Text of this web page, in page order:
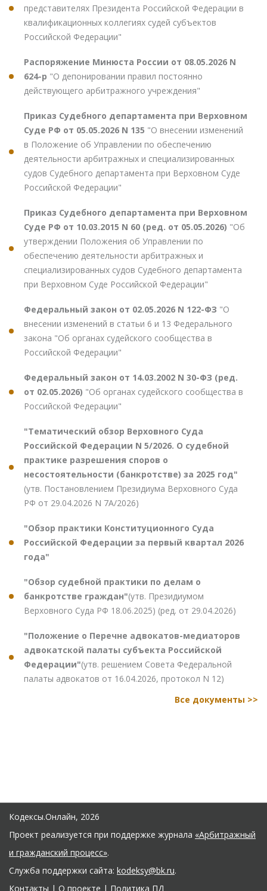
представителях Президента Российской Федерации в
квалификационных коллегиях судей субъектов
Российской Федерации"
Распоряжение Минюста России от 08.05.2026 N
624-р "О депонировании правил постоянно
действующего арбитражного учреждения"
Приказ Судебного департамента при Верховном
Суде РФ от 05.05.2026 N 135 "О внесении изменений
в Положение об Управлении по обеспечению
деятельности арбитражных и специализированных
судов Судебного департамента при Верховном Суде
Российской Федерации"
Приказ Судебного департамента при Верховном
Суде РФ от 10.03.2015 N 60 (ред. от 05.05.2026) "Об
утверждении Положения об Управлении по
обеспечению деятельности арбитражных и
специализированных судов Судебного департамента
при Верховном Суде Российской Федерации"
Федеральный закон от 02.05.2026 N 122-ФЗ "О
внесении изменений в статьи 6 и 13 Федерального
закона "Об органах судейского сообщества в
Российской Федерации"
Федеральный закон от 14.03.2002 N 30-ФЗ (ред.
от 02.05.2026) "Об органах судейского сообщества в
Российской Федерации"
"Тематический обзор Верховного Суда
Российской Федерации N 5/2026. О судебной
практике разрешения споров о
несостоятельности (банкротстве) за 2025 год"
(утв. Постановлением Президиума Верховного Суда
РФ от 29.04.2026 N 7А/2026)
"Обзор практики Конституционного Суда
Российской Федерации за первый квартал 2026
года"
"Обзор судебной практики по делам о
банкротстве граждан"(утв. Президиумом
Верховного Суда РФ 18.06.2025) (ред. от 29.04.2026)
"Положение о Перечне адвокатов-медиаторов
адвокатской палаты субъекта Российской
Федерации"(утв. решением Совета Федеральной
палаты адвокатов от 16.04.2026, протокол N 12)
Все документы >>
Кодексы.Онлайн, 2026
Проект реализуется при поддержке журнала «Арбитражный
и гражданский процесс».
Служба поддержки сайта: kodeksy@bk.ru.
Контакты | О проекте | Политика ПД